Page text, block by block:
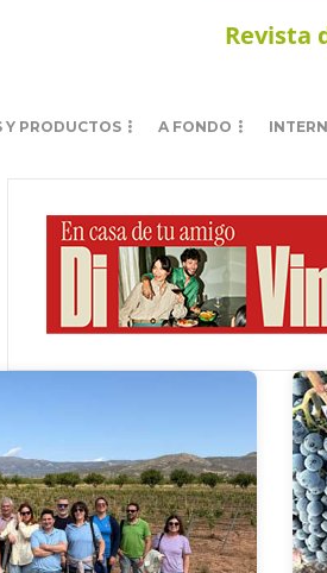
Revista
Y PRODUCTOS A FONDO